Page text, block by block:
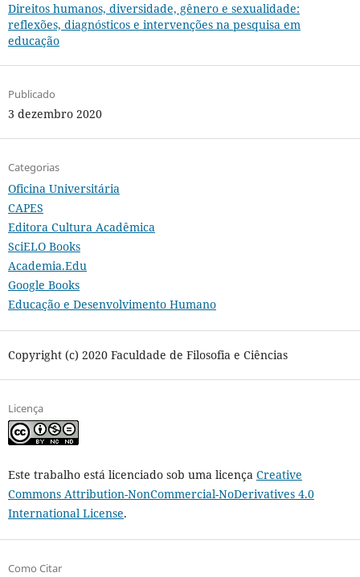
Direitos humanos, diversidade, gênero e sexualidade:
reflexões, diagnósticos e intervenções na pesquisa em
educação
Publicado
3 dezembro 2020
Categorias
Oficina Universitária
CAPES
Editora Cultura Acadêmica
SciELO Books
Academia.Edu
Google Books
Educação e Desenvolvimento Humano
Copyright (c) 2020 Faculdade de Filosofia e Ciências
Licença
Este trabalho está licenciado sob uma licença Creative
Commons Attribution-NonCommercial-NoDerivatives 4.0
International License.
Como Citar